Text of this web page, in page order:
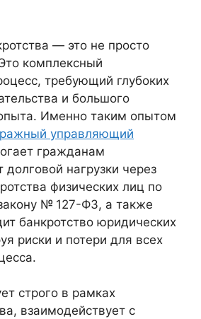
— это не просто
комплексный
требующий глубоких
и большого
Именно таким опытом
управляющий
гражданам
долговой нагрузки через
физических лиц по
№ 127-ФЗ, а также
банкротство юридических
риски и потери для всех
строго в рамках
взаимодействует с